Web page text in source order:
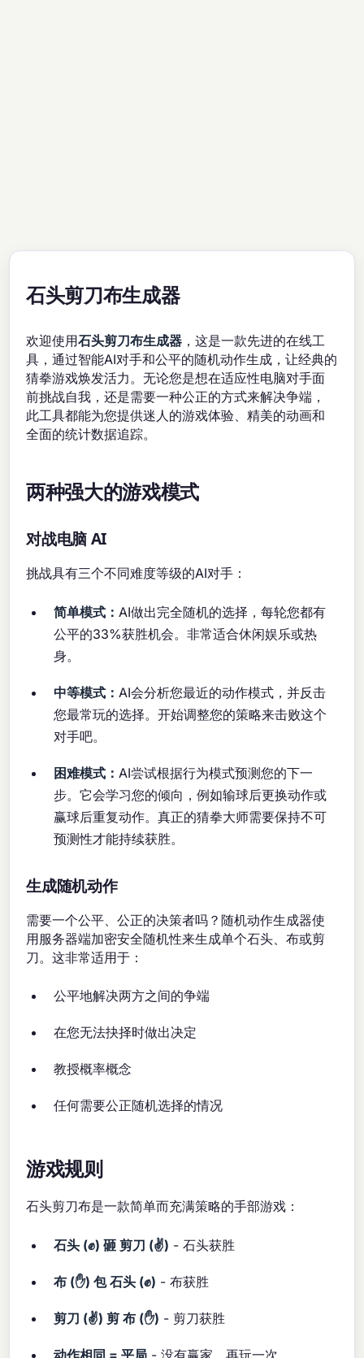
石头剪刀布生成器
欢迎使用石头剪刀布生成器 ，这是一款先进的在线工
具，通过智能AI对手和公平的随机动作生成，让经典的
猜拳游戏焕发活力。无论您是想在适应性电脑对手面
前挑战自我，还是需要一种公正的方式来解决争端，
此工具都能为您提供迷人的游戏体验、精美的动画和
全面的统计数据追踪。
两种强大的游戏模式
对战电脑 AI
挑战具有三个不同难度等级的AI对手：
简单模式： AI做出完全随机的选择，每轮您都有
公平的33%获胜机会。非常适合休闲娱乐或热
身。
中等模式： AI会分析您最近的动作模式，并反击
您最常玩的选择。开始调整您的策略来击败这个
对手吧。
困难模式： AI尝试根据行为模式预测您的下一
步。它会学习您的倾向，例如输球后更换动作或
赢球后重复动作。真正的猜拳大师需要保持不可
预测性才能持续获胜。
生成随机动作
需要一个公平、公正的决策者吗？随机动作生成器使
用服务器端加密安全随机性来生成单个石头、布或剪
刀。这非常适用于：
公平地解决两方之间的争端
在您无法抉择时做出决定
教授概率概念
任何需要公正随机选择的情况
游戏规则
石头剪刀布是一款简单而充满策略的手部游戏：
石头 (✊) 砸 剪刀 (✌️) - 石头获胜
布 (✋) 包 石头 (✊) - 布获胜
剪刀 (✌️) 剪 布 (✋) - 剪刀获胜